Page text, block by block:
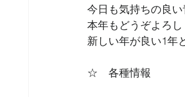
今日も気持ちの良
本年もどうぞよろ
新しい年が良い1年
☆　各種情報